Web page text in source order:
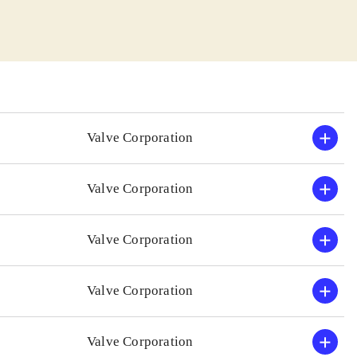
tid, bliver
finde sig.
mildest
Valve Corporation
Valve Corporation
Valve Corporation
Valve Corporation
Valve Corporation